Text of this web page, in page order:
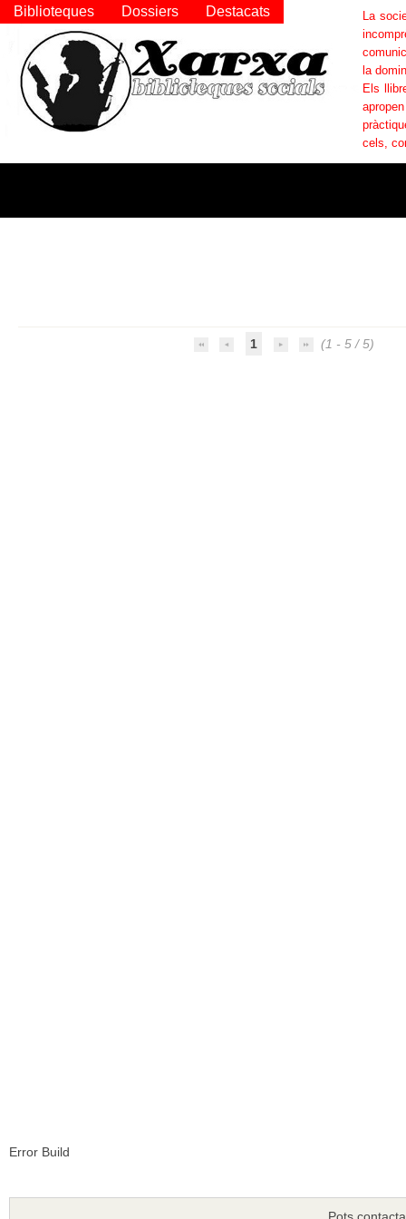
1 (1 - 5 / 5)
Error Build
La
la
Els
cels,
Biblioteques Dossiers Destacats